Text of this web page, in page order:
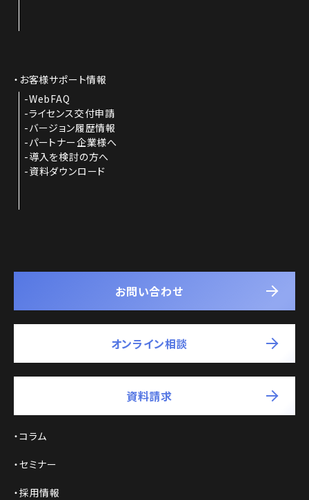
お客様サポート情報
WebFAQ
ライセンス交付申請
バージョン履歴情報
パートナー企業様へ
導入を検討の方へ
資料ダウンロード
お問い合わせ
オンライン相談
資料請求
コラム
セミナー
採用情報